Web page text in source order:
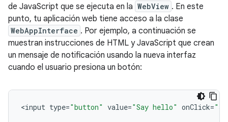
de JavaScript que se ejecuta en la WebView . En este
punto, tu aplicación web tiene acceso a la clase
WebAppInterface . Por ejemplo, a continuación se
muestran instrucciones de HTML y JavaScript que crean
un mensaje de notificación usando la nueva interfaz
cuando el usuario presiona un botón:
<input type="button" value="Say hello" onClick=